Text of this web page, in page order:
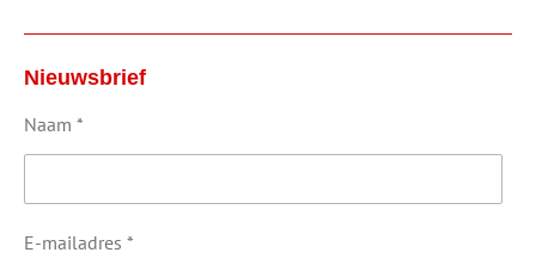
Nieuwsbrief
Naam *
E-mailadres *